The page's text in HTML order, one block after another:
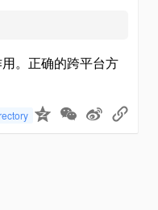
。正确的跨平台方